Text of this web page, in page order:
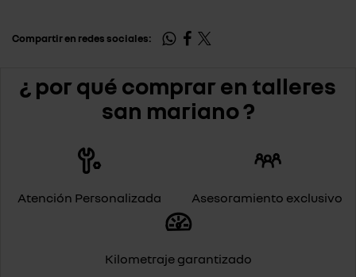
Compartir en redes sociales:
¿ por qué comprar en talleres
san mariano ?
Atención Personalizada Asesoramiento exclusivo
Kilometraje garantizado